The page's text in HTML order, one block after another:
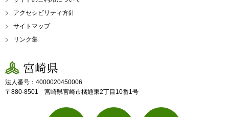
アクセシビリティ方針
サイトマップ
リンク集
宮崎県
法人番号：4000020450006
〒880-8501 宮崎県宮崎市橘通東2丁目10番1号